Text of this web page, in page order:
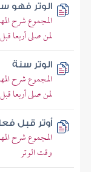
الوتر فهو
المجموع شرح
لمن صلى أربعا
الوتر سنة
المجموع شرح
لمن صلى أربعا
أوتر قبل
المجموع شرح
وقت الوتر